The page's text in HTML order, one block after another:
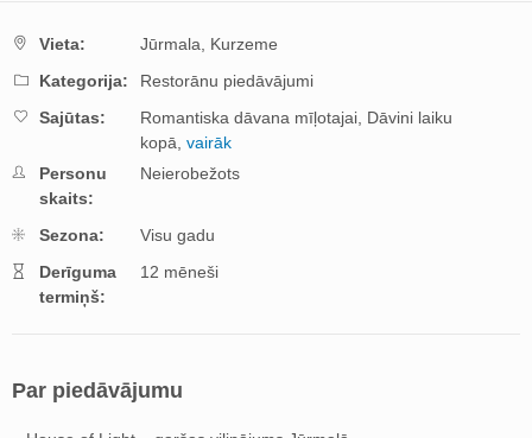
Vieta: Jūrmala,
Kurzeme
Kategorija:
Restorānu piedāvājumi
Sajūtas:
Romantiska dāvana mīļotajai, Dāvini laiku
kopā, vairāk
Personu
skaits:
Neierobežots
Sezona:
Visu gadu
Derīguma
termiņš:
12 mēneši
Par piedāvājumu